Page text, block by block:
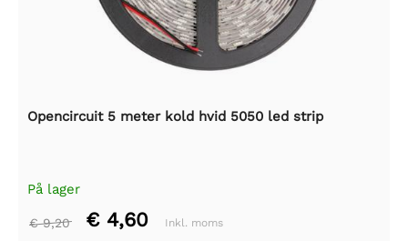
Opencircuit 5 meter kold hvid 5050 led strip
På lager
€ 9,20 € 4,60 Inkl. moms